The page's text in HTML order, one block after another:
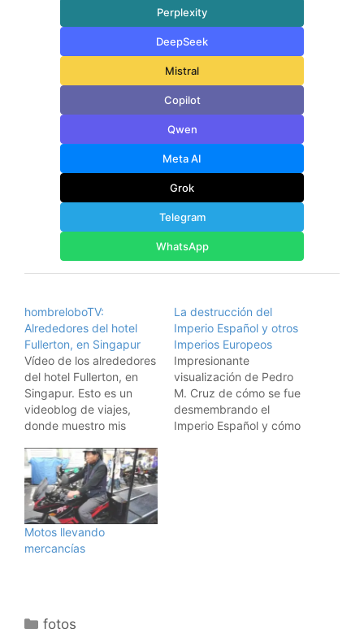
Perplexity
DeepSeek
Mistral
Copilot
Qwen
Meta AI
Grok
Telegram
WhatsApp
hombreloboTV:
Alrededores del hotel
Fullerton, en Singapur
Vídeo de los alrededores
del hotel Fullerton, en
Singapur. Esto es un
videoblog de viajes,
donde muestro mis
los vídeos de los viajes.
Suscribiros a los feeds
RSS: Suscríbete a los
vídeos de viajes de
hombrelobo Para iPods y
AppleTVs, usad iTunes: Y
para suscribiros al…
La destrucción del
Imperio Español y otros
Imperios Europeos
Impresionante
visualización de Pedro
M. Cruz de cómo se fue
desmembrando el
Imperio Español y cómo
Motos llevando
mercancías
Categorías
fotos